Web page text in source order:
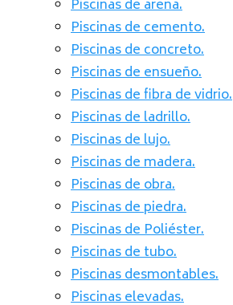
Piscinas de arena.
Piscinas de cemento.
Piscinas de concreto.
Piscinas de ensueño.
Piscinas de fibra de vidrio.
Piscinas de ladrillo.
Piscinas de lujo.
Piscinas de madera.
Piscinas de obra.
Piscinas de piedra.
Piscinas de Poliéster.
Piscinas de tubo.
Piscinas desmontables.
Piscinas elevadas.